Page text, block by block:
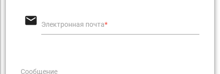
email Электронная почта*
Сообщение